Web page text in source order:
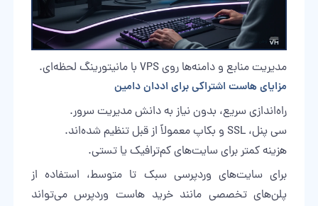
مدیریت منابع و دامنه‌ها روی VPS با مانیتورینگ لحظه‌ای.
مزایای هاست اشتراکی برای اددان دامین
راه‌اندازی سریع، بدون نیاز به دانش مدیریت سرور.
سی پنل، SSL و بکاپ معمولاً از قبل تنظیم شده‌اند.
هزینه کمتر برای سایت‌های کم‌ترافیک یا تستی.
برای سایت‌های وردپرسی سبک تا متوسط، استفاده از
پلن‌های تخصصی مانندخرید هاست وردپرس می‌تواند